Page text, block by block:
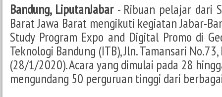
Bandung, LiputanJabar - Ribuan pelajar dari
Barat Jawa Barat mengikuti kegiatan Jabar-
Study Program Expo and Digital Promo di
Teknologi Bandung (ITB), Jln. Tamansari
(28/1/2020). Acara yang dimulai pada 28
mengundang 50 perguruan tinggi dari